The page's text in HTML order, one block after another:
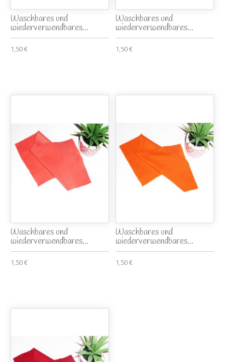
Waschbares und
wiederverwendbares...
1,50 €
Waschbares und
wiederverwendbares...
1,50 €
Waschbares und
wiederverwendbares...
1,50 €
Waschbares und
wiederverwendbares...
1,50 €